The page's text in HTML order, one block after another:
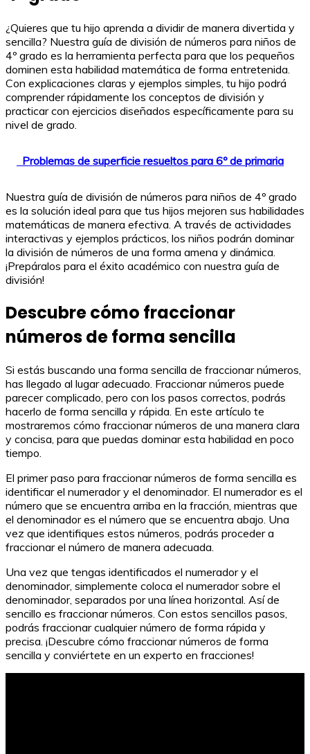
¿Quieres que tu hijo aprenda a dividir de manera divertida y
sencilla? Nuestra guía de división de números para niños de
4º grado es la herramienta perfecta para que los pequeños
dominen esta habilidad matemática de forma entretenida.
Con explicaciones claras y ejemplos simples, tu hijo podrá
comprender rápidamente los conceptos de división y
practicar con ejercicios diseñados específicamente para su
nivel de grado.
Problemas de superficie resueltos para 6º de primaria
Nuestra guía de división de números para niños de 4º grado
es la solución ideal para que tus hijos mejoren sus habilidades
matemáticas de manera efectiva. A través de actividades
interactivas y ejemplos prácticos, los niños podrán dominar
la división de números de una forma amena y dinámica.
¡Prepáralos para el éxito académico con nuestra guía de
división!
Descubre cómo fraccionar
números de forma sencilla
Si estás buscando una forma sencilla de fraccionar números,
has llegado al lugar adecuado. Fraccionar números puede
parecer complicado, pero con los pasos correctos, podrás
hacerlo de forma sencilla y rápida. En este artículo te
mostraremos cómo fraccionar números de una manera clara
y concisa, para que puedas dominar esta habilidad en poco
tiempo.
El primer paso para fraccionar números de forma sencilla es
identificar el numerador y el denominador. El numerador es el
número que se encuentra arriba en la fracción, mientras que
el denominador es el número que se encuentra abajo. Una
vez que identifiques estos números, podrás proceder a
fraccionar el número de manera adecuada.
Una vez que tengas identificados el numerador y el
denominador, simplemente coloca el numerador sobre el
denominador, separados por una línea horizontal. Así de
sencillo es fraccionar números. Con estos sencillos pasos,
podrás fraccionar cualquier número de forma rápida y
precisa. ¡Descubre cómo fraccionar números de forma
sencilla y conviértete en un experto en fracciones!